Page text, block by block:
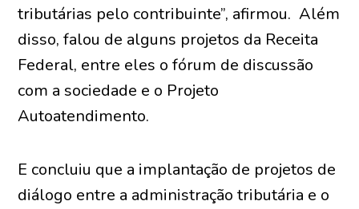
tributárias pelo contribuinte”, afirmou. Além
disso, falou de alguns projetos da Receita
Federal, entre eles o fórum de discussão
com a sociedade e o Projeto
Autoatendimento.
E concluiu que a implantação de projetos de
diálogo entre a administração tributária e o